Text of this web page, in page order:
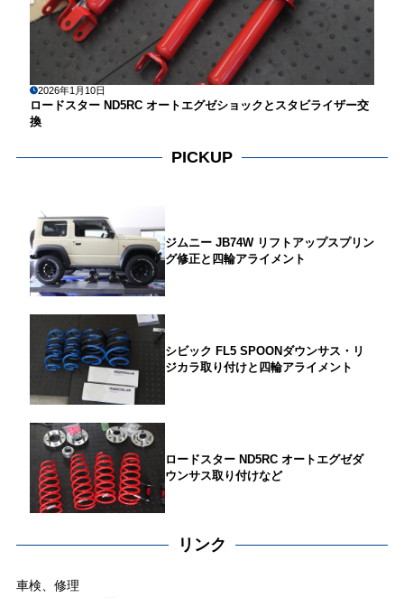
2026年1月10日
ロードスター ND5RC オートエグゼショックとスタビライザー交
換
PICKUP
ジムニー JB74W リフトアップスプリン
グ修正と四輪アライメント
シビック FL5 SPOONダウンサス・リ
ジカラ取り付けと四輪アライメント
ロードスター ND5RC オートエグゼダ
ウンサス取り付けなど
リンク
車検、修理